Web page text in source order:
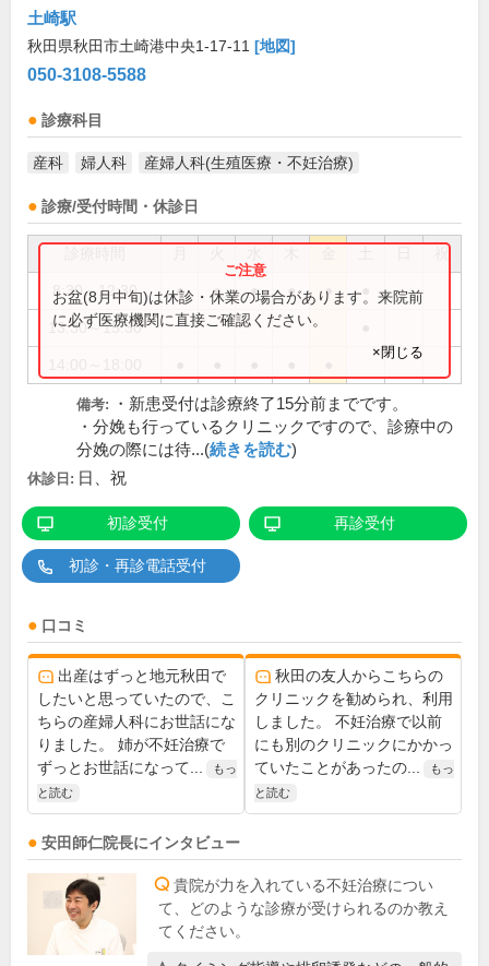
土崎駅
秋田県秋田市土崎港中央1-17-11 [地図]
050-3108-5588
診療科目
産科 婦人科 産婦人科(生殖医療・不妊治療)
診療/受付時間・休診日
8:30～12:30 ● ● ● ● ●
13:30～15:30
お盆(8月中旬)は休診・休業の場合があります。来院前
に必ず医療機関に直接ご確認ください。
×閉じる
備考:
・新患受付は診療終了15分前までです。
・分娩も行っているクリニックですので、診療中の
分娩の際には待...(続きを読む)
休診日: 日、祝
初診受付 再診受付
初診・再診電話受付
口コミ
出産はずっと地元秋田で
したいと思っていたので、こ
ちらの産婦人科にお世話にな
りました。 姉が不妊治療で
ずっとお世話になって...
もっ
と読む
秋田の友人からこちらの
クリニックを勧められ、利用
しました。 不妊治療で以前
にも別のクリニックにかかっ
ていたことがあったの...
もっ
と読む
安田師仁院長にインタビュー
貴院が力を入れている不妊治療につい
て、どのような診療が受けられるのか教え
てください。